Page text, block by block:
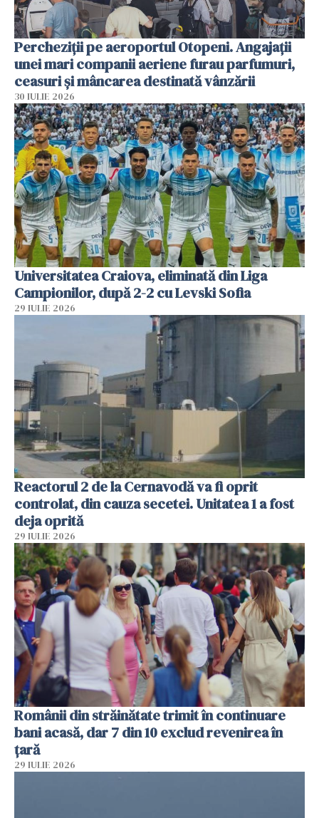
Percheziții pe aeroportul Otopeni. Angajații
unei mari companii aeriene furau parfumuri,
ceasuri și mâncarea destinată vânzării
30 IULIE 2026
Universitatea Craiova, eliminată din Liga
Campionilor, după 2-2 cu Levski Sofia
29 IULIE 2026
Reactorul 2 de la Cernavodă va fi oprit
controlat, din cauza secetei. Unitatea 1 a fost
deja oprită
29 IULIE 2026
Românii din străinătate trimit în continuare
bani acasă, dar 7 din 10 exclud revenirea în
țară
29 IULIE 2026